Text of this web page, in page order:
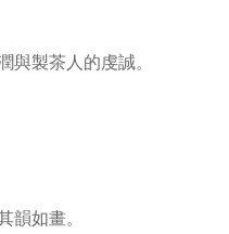
與製茶人的虔誠。
韻如畫。